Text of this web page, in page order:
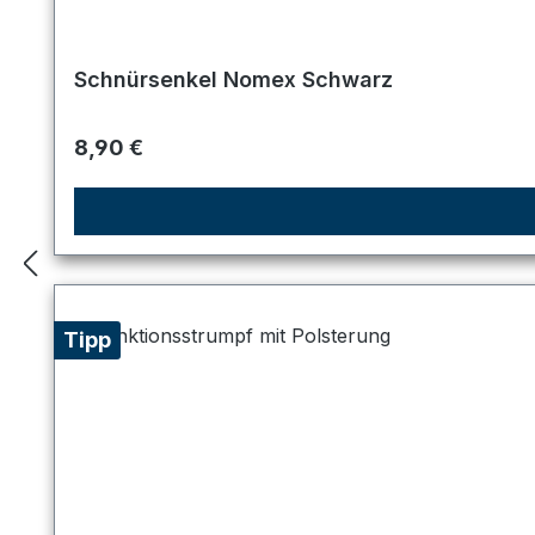
Schnürsenkel Nomex Schwarz
Regulärer Preis:
8,90 €
Tipp